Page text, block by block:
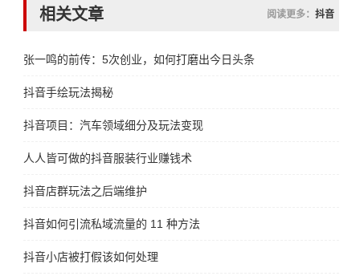
相关文章 阅读更多： 抖音
张一鸣的前传：5次创业，如何打磨出今日头条
抖音手绘玩法揭秘
抖音项目：汽车领域细分及玩法变现
人人皆可做的抖音服装行业赚钱术
抖音店群玩法之后端维护
抖音如何引流私域流量的 11 种方法
抖音小店被打假该如何处理